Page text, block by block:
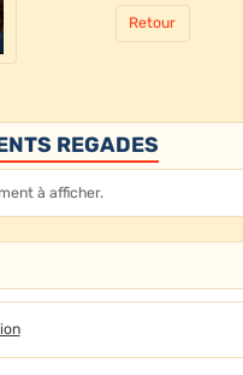
Retour
REGADES
à afficher.